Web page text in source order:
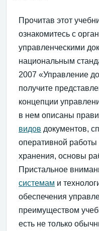
Прочитав этот
ознакомитесь с
управленческими
национальным
2007 «Управление
получите
концепции
в нем описаны
видов документов,
оперативной работы
хранения, основы
Пристальное
системам и
обеспечения
преимуществом
есть не только